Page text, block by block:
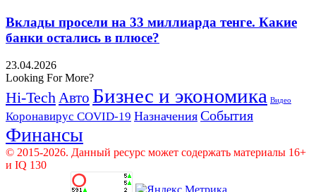
Вклады просели на 33 миллиарда тенге. Какие
банки остались в плюсе?
23.04.2026
Looking For More?
Hi-Tech Авто Бизнес и экономика Видео
Коронавирус COVID-19 Назначения События
Финансы
© 2015-2026. Данный ресурс может содержать материалы 16+
и IQ 130